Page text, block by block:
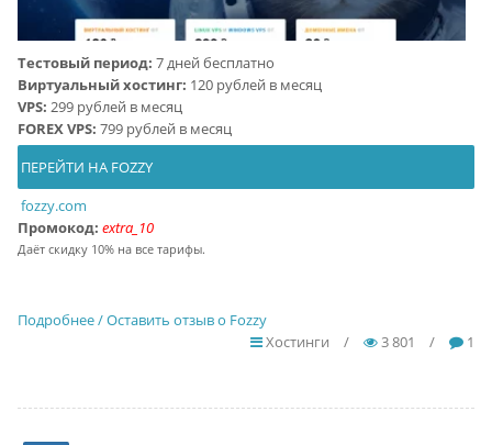
Тестовый период: 7 дней бесплатно
Виртуальный хостинг: 120 рублей в месяц
VPS: 299 рублей в месяц
FOREX VPS: 799 рублей в месяц
ПЕРЕЙТИ НА FOZZY
fozzy.com
Промокод: extra_10
Даёт скидку 10% на все тарифы.
Подробнее / Оставить отзыв о Fozzy
Хостинги
/ 3 801 / 1